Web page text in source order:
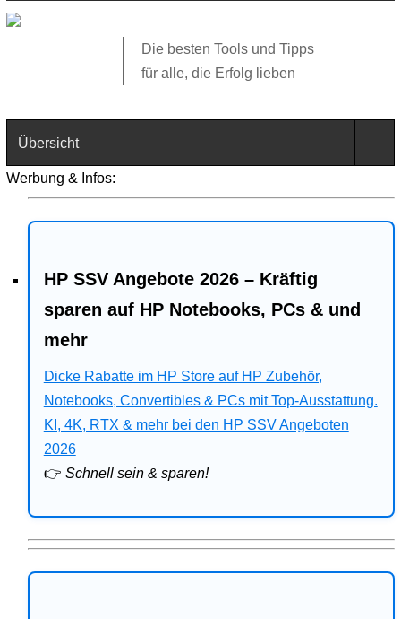
Die besten Tools und Tipps
für alle, die Erfolg lieben
Übersicht
Technik
Web
Business
Angebote
Bitdefender
Ratgeber
Werbung & Infos:
HP SSV Angebote 2026 – Kräftig
sparen auf HP Notebooks, PCs & und
mehr
Dicke Rabatte im HP Store auf HP Zubehör,
Notebooks, Convertibles & PCs mit Top-Ausstattung.
KI, 4K, RTX & mehr bei den HP SSV Angeboten
2026
👉 Schnell sein & sparen!